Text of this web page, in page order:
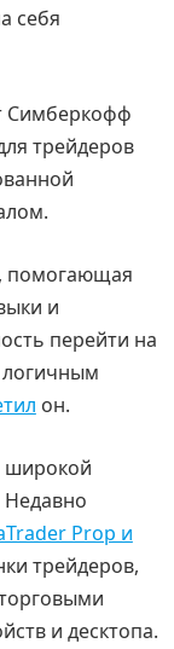
себя
Симберкофф
трейдеров
помогающая
и
перейти на
логичным
он.
широкой
Недавно
Prop и
трейдеров,
и десктопа.